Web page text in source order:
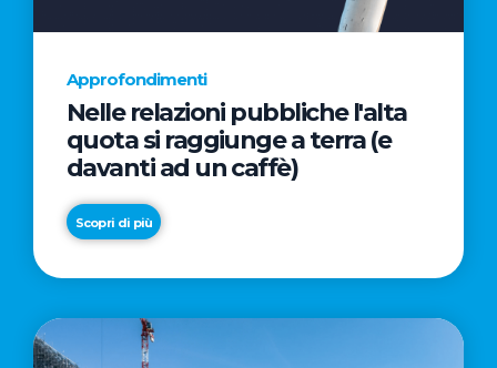
Approfondimenti
Nelle relazioni pubbliche l'alta
quota si raggiunge a terra (e
davanti ad un caffè)
Scopri di più